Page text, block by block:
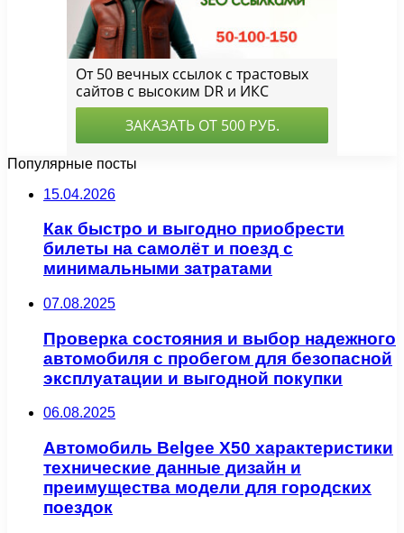
Популярные посты
15.04.2026
Как быстро и выгодно приобрести
билеты на самолёт и поезд с
минимальными затратами
07.08.2025
Проверка состояния и выбор надежного
автомобиля с пробегом для безопасной
эксплуатации и выгодной покупки
06.08.2025
Автомобиль Belgee X50 характеристики
технические данные дизайн и
преимущества модели для городских
поездок